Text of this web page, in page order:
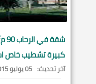
شقة فيالرحاب90 م
كبيرة تشطيب خاص
آخر تحديث: 05 يوليو 2015